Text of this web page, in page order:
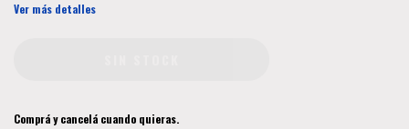
Ver más detalles
Comprá y cancelá cuando quieras.